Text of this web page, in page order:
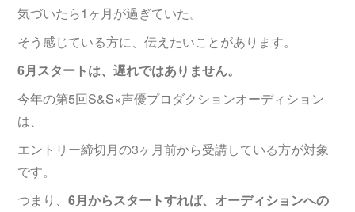
気づいたら1ヶ月が過ぎていた。
そう感じている方に、伝えたいことがあります。
6月スタートは、遅れではありません。
今年の第5回S&S×声優プロダクションオーディション
は、
エントリー締切月の3ヶ月前から受講している方が対象
です。
つまり、6月からスタートすれば、オーディションへの